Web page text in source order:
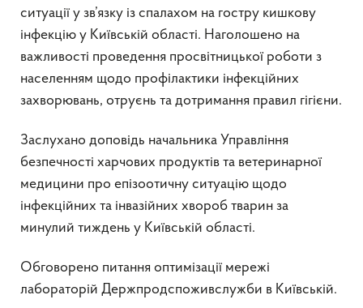
ситуації у зв’язку із спалахом на гостру кишкову
інфекцію у Київській області. Наголошено на
важливості проведення просвітницької роботи з
населенням щодо профілактики інфекційних
захворювань, отруєнь та дотримання правил гігієни.
Заслухано доповідь начальника Управління
безпечності харчових продуктів та ветеринарної
медицини про епізоотичну ситуацію щодо
інфекційних та інвазійних хвороб тварин за
минулий тиждень у Київській області.
Обговорено питання оптимізації мережі
лабораторій Держпродспоживслужби в Київській.